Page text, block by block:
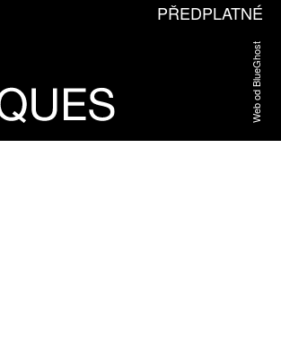
PŘEDPLATNÉ
Web od BlueGhost